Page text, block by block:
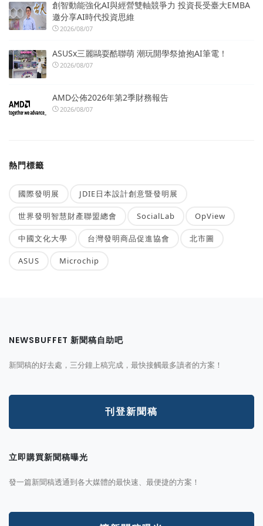
創智動能強化AI與經營雙軸競爭力 投資長受臺大EMBA
邀分享AI時代投資思維
2026/08/07
ASUSx三麗鷗耍酷聯萌 潮玩開學祭搶抱AI筆電！
2026/08/07
AMD公佈2026年第2季財務報告
2026/08/07
熱門標籤
國際發明展 JDIE日本設計創意暨發明展
世界發明智慧財產聯盟總會 SocialLab OpView
中國文化大學 台灣發明商品促進協會 北市圖
ASUS Microchip
NEWSBUFFET 新聞稿自助吧
新聞稿的好去處，三分鐘上稿完成，最快接觸最多讀者的方案！
刊登新聞稿
立即購買新聞稿曝光
發一篇新聞稿透通到各大媒體的最快速、最便捷的方案！